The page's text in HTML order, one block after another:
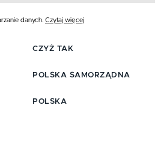
danych. Czytaj więcej
CZYŻ TAK
POLSKA SAMORZĄDNA
POLSKA